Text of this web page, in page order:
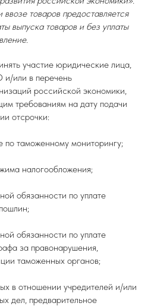
товаров предоставляется
выпуска товаров и без уплаты
участие юридические лица,
или в перечень
российской экономики,
требованиям на дату подачи
отсрочки:
по таможенному мониторингу;
налогообложения;
обязанности по уплате
обязанности по уплате
за правонарушения,
таможенных органов;
в отношении учредителей и/или
дел, предварительное